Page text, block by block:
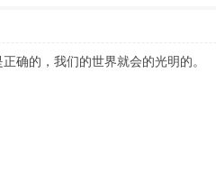
确的，我们的世界就会的光明的。